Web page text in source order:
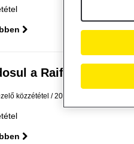
a Raiffeisen
közzététel 2025. október 1.